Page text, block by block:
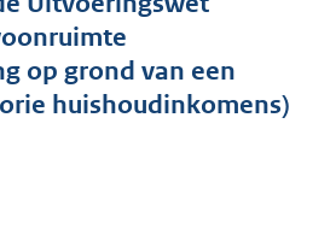
g
r
o
t
op grond van een
huishoudinkomens)